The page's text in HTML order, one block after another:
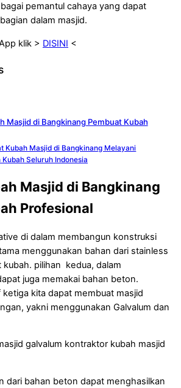
pemantul cahaya yang dapat
dalam masjid.
klik > DISINI <
Masjid di Bangkinang Pembuat Kubah
Kubah Masjid di Bangkinang Melayani
Kubah Seluruh Indonesia
Masjid di Bangkinang
Profesional
di dalam membangun konstruksi
menggunakan bahan dari stainless
pilihan kedua, dalam
juga memakai bahan beton.
kita dapat membuat masjid
yakni menggunakan Galvalum dan
dari bahan beton dapat menghasilkan